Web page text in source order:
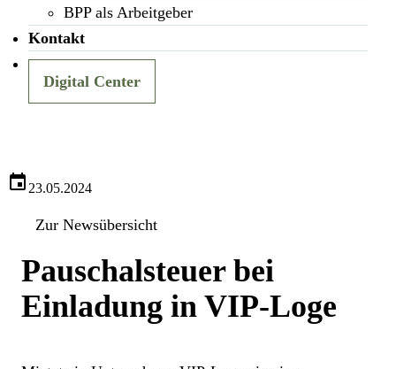
BPP als Arbeitgeber
Kontakt
Digital Center
23.05.2024
Zur Newsübersicht
Pauschalsteuer bei
Einladung in VIP-Loge